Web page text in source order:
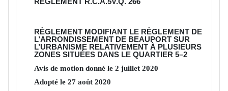
RÈGLEMENT MODIFIANT LE RÈGLEMENT DE
L’ARRONDISSEMENT DE BEAUPORT SUR
L’URBANISME RELATIVEMENT À PLUSIEURS
ZONES SITUÉES DANS LE QUARTIER 5–2
Avis de motion donné le2juillet2020
Adopté le27août2020